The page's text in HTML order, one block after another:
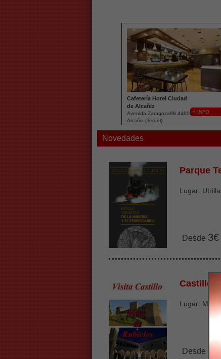
Cafetería Hotel Ciudad
de Alcañiz
Avenida Zaragoza88 44600
Alcañiz (Teruel)
+ INFO
Novedades
Parque
Lugar:
Desde 3€
Castillo
Lugar: Mora
Desde 2€